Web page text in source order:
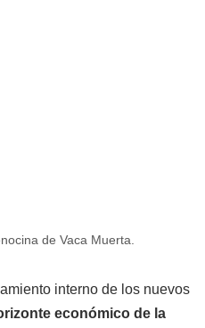
de Vaca Muerta.
interno de los nuevos
económico de la